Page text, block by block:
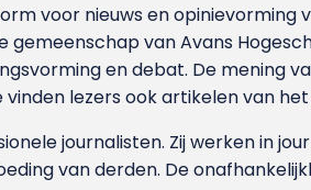
voor nieuws en
gemeenschap van Avans
en debat. De mening
lezers ook artikelen van
journalisten. Zij werken in
van derden. De